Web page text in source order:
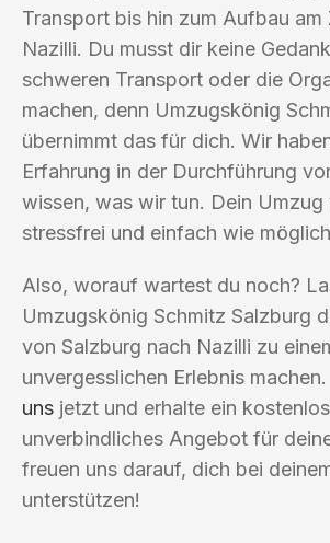
Transport bis hin zum Aufbau am
Nazilli. Du musst dir keine
schweren Transport oder die
machen, denn Umzugskönig
übernimmt das für dich. Wir
Erfahrung in der Durchführung
wissen, was wir tun. Dein Umzug
stressfrei und einfach wie
Also, worauf wartest du noch?
Umzugskönig Schmitz Salzburg
von Salzburg nach Nazilli zu
unvergesslichen Erlebnis machen.
uns jetzt und erhalte ein
unverbindliches Angebot für
freuen uns darauf, dich bei
unterstützen!